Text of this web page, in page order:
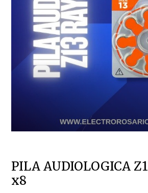
PILA AUDIOLOGICA
x8